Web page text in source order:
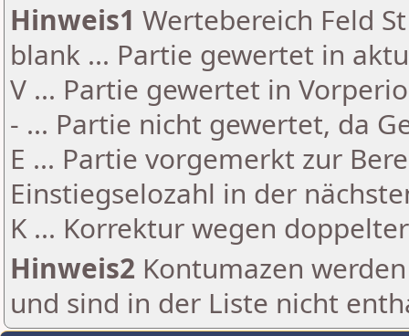
Hinweis1 Wertebereich Feld
blank ... Partie gewertet in
V ... Partie gewertet in
- ... Partie nicht gewertet, da
E ... Partie vorgemerkt zur
Einstiegselozahl in der
K ... Korrektur wegen
Hinweis2 Kontumazen
und sind in der Liste nicht